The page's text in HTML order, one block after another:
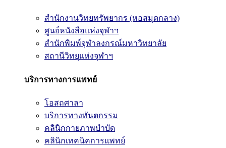
สำนักงานวิทยทรัพยากร (หอสมุดกลาง)
ศูนย์หนังสือแห่งจุฬาฯ
สำนักพิมพ์จุฬาลงกรณ์มหาวิทยาลัย
สถานีวิทยุแห่งจุฬาฯ
บริการทางการแพทย์
โอสถศาลา
บริการทางทันตกรรม
คลินิกกายภาพบำบัด
คลินิกเทคนิคการแพทย์